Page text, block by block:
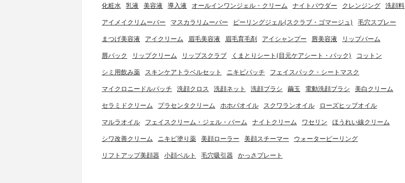
化粧水 乳液 美容液 導入液 オールインワンジェル・クリーム ナイトパウダー クレンジング 洗顔料
アイメイクリムーバー マスカラリムーバー ピーリングジェル(スクラブ・ゴマージュ) 毛穴スプレー
まつげ美容液 アイクリーム 眉毛美容液 眉毛育毛剤 アイシャンプー 唇美容液 リップバーム
唇パック リップクリーム リップスクラブ くまとりシート(目元ケアシート・パック) コットン
シミ用飲み薬 スキンケアトラベルセット ニキビパッチ フェイスパック・シートマスク
マイクロニードルパッチ 洗顔クロス 洗顔ネット 洗顔ブラシ 繭玉 電動洗顔ブラシ 美白クリーム
セラミドクリーム プラセンタクリーム ホホバオイル スクワランオイル ローズヒップオイル
マルラオイル フェイスクリーム・ジェル・バーム ナイトクリーム ワセリン ほうれい線クリーム
シワ改善クリーム ニキビ塗り薬 美顔ローラー 美顔スチーマー ウォーターピーリング
リフトアップ美顔器 小顔ベルト 毛穴吸引器 かっさプレート